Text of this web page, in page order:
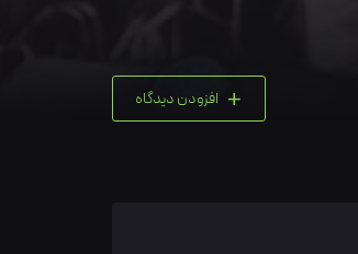
+ افزودن دیدگاه